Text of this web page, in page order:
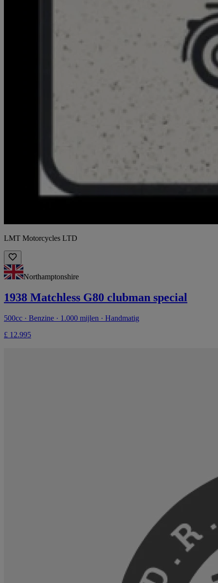
LMT Motorcycles LTD
Northamptonshire
1938 Matchless G80 clubman special
500cc · Benzine · 1.000 mijlen · Handmatig
£ 12.995